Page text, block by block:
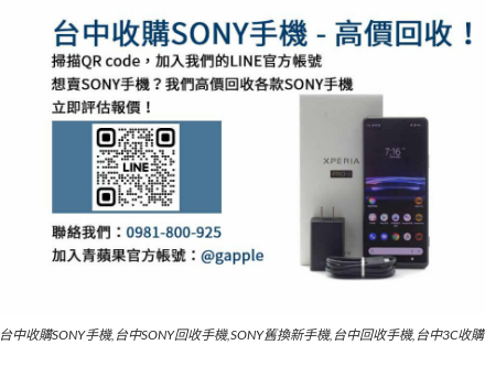
台中收購SONY手機,台中SONY回收手機,SONY舊換新手機,台中回收手機,台中3C收購